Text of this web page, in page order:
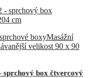
boxyMasážní
velikost 90 x 90
sprchový box čtvercový